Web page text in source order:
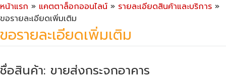
หน้าแรก » แคตตาล็อกออนไลน์ » รายละเอียดสินค้าและบริการ »
ขอรายละเอียดเพิ่มเติม
ขอรายละเอียดเพิ่มเติม
ชื่อสินค้า: ขายส่งกระจกอาคาร